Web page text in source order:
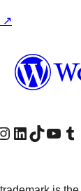
↗
pageнаш Инстаграм налог
Visit our LinkedIn account
Посетите наш TikTok налог
Visit our Посетите